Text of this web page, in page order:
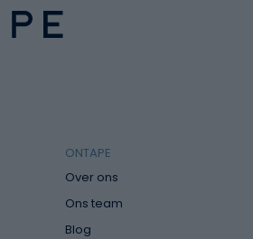
ONTAPE
Over ons
Ons team
Blog